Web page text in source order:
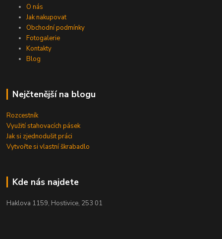
O nás
Jak nakupovat
Obchodní podmínky
Fotogalerie
Kontakty
Blog
Nejčtenější na blogu
Rozcestník
Využití stahovacích pásek
Jak si zjednodušit práci
Vytvořte si vlastní škrabadlo
Kde nás najdete
Haklova 1159, Hostivice, 253 01